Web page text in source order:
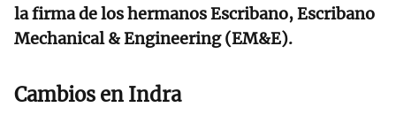
la firma de los hermanos Escribano, Escribano
Mechanical & Engineering (EM&E).
Cambios en Indra